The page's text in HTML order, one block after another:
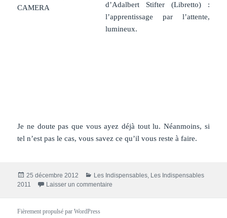
d’Adalbert Stifter (Libretto) :
l’apprentissage par l’attente,
lumineux.
Je ne doute pas que vous ayez déjà tout lu. Néanmoins, si
tel n’est pas le cas, vous savez ce qu’il vous reste à faire.
Publié
le
25 décembre 2012 Catégories
Les Indispensables, Les Indispensables
2011
Laisser un commentaire
Fièrement propulsé par WordPress